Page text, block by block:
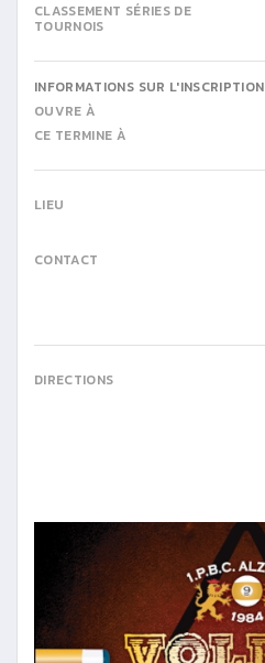
CLASSEMENT SÉRIES DE
TOURNOIS
INFORMATIONS SUR L'INSCRIPTION
OUVRE À
CE TERMINE À
LIEU
CONTACT
DIRECTIONS